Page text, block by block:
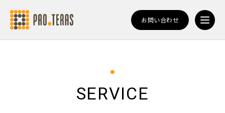
お問い合わせ
SERVICE